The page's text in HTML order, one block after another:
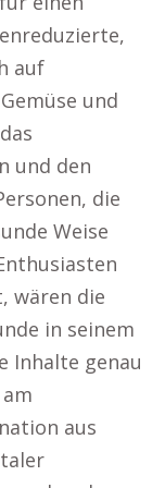
auf
und
und den
die
Weise
wären die
in seinem
Inhalte genau
aus